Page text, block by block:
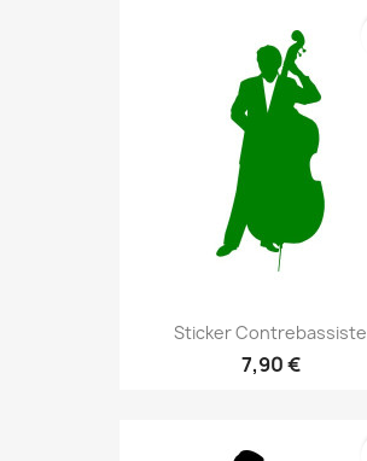
Sticker Contrebassiste
7,90 €